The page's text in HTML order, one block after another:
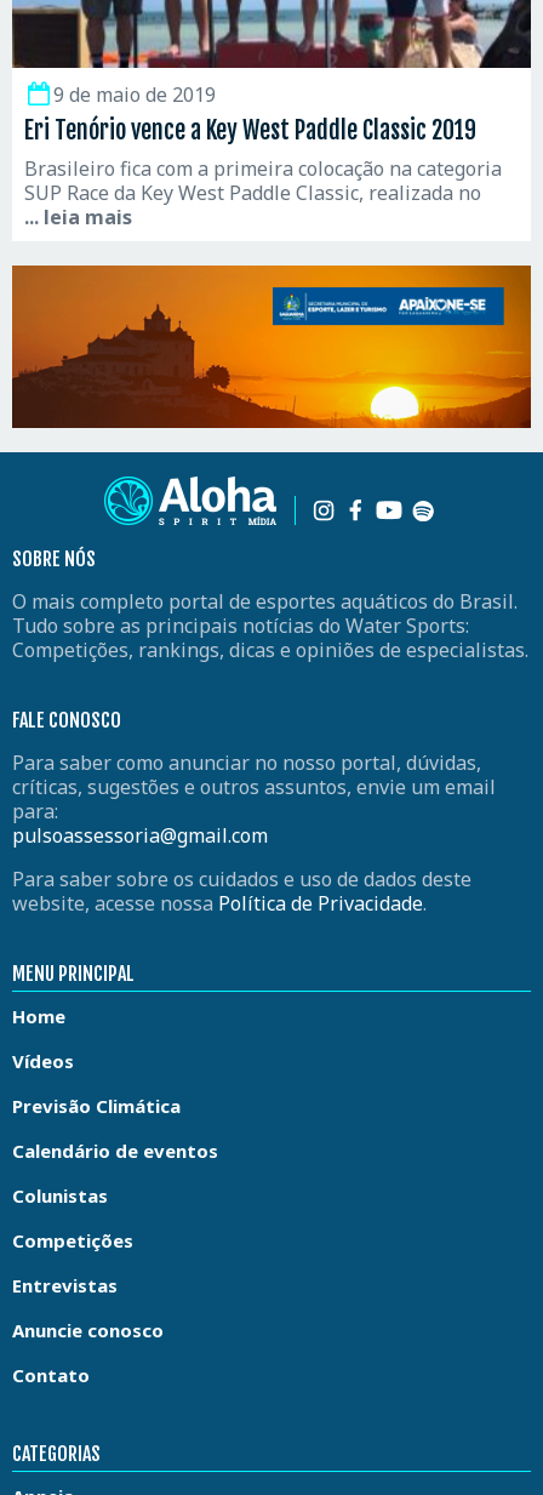
9 de maio de 2019
Eri Tenório vence a Key West Paddle Classic 2019
Brasileiro fica com a primeira colocação na categoria
SUP Race da Key West Paddle Classic, realizada no
... leia mais
SOBRE NÓS
O mais completo portal de esportes aquáticos do Brasil.
Tudo sobre as principais notícias do Water Sports:
Competições, rankings, dicas e opiniões de especialistas.
FALE CONOSCO
Para saber como anunciar no nosso portal, dúvidas,
críticas, sugestões e outros assuntos, envie um email
para:
pulsoassessoria@gmail.com
Para saber sobre os cuidados e uso de dados deste
website, acesse nossa Política de Privacidade.
MENU PRINCIPAL
Home
Vídeos
Previsão Climática
Calendário de eventos
Colunistas
Competições
Entrevistas
Anuncie conosco
Contato
CATEGORIAS